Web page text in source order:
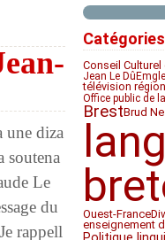
une diza
soutena
Le
du
rappell
Catégories
Conseil
Jean Le Dû
télévision
Office public de
BrestBrud
Ouest-France
enseignement
Politique